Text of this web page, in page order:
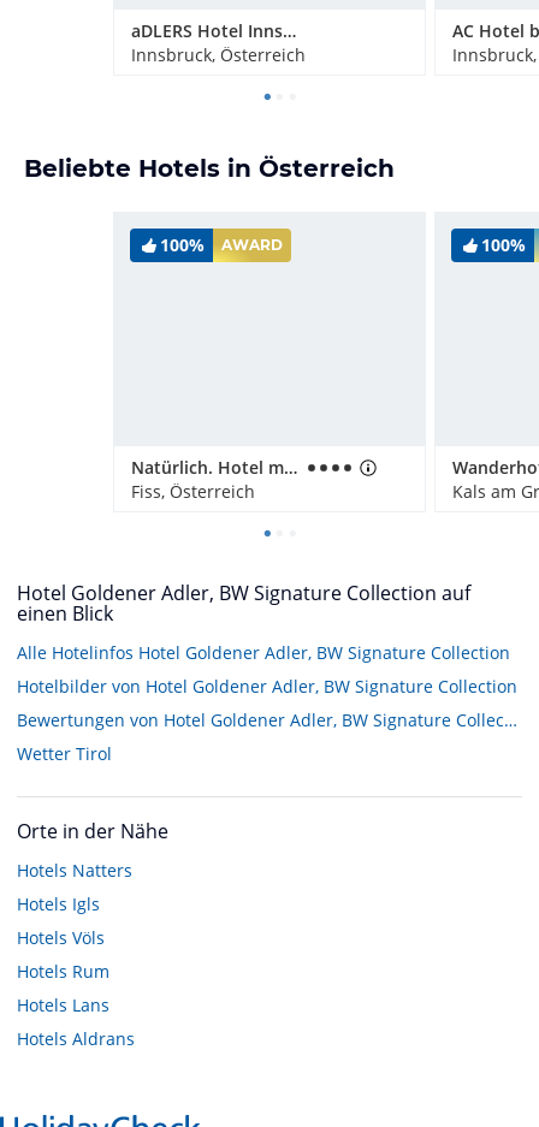
aDLERS Hotel Innsbruck
Innsbruck, Österreich
Beliebte Hotels in Österreich
100% AWARD
Natürlich. Hotel mit Charakter
Fiss, Österreich
100%
Kals am
Hotel Goldener Adler, BW Signature Collection auf
einen Blick
Alle Hotelinfos Hotel Goldener Adler, BW Signature Collection
Hotelbilder von Hotel Goldener Adler, BW Signature Collection
Bewertungen von Hotel Goldener Adler, BW Signature Collection
Wetter Tirol
Orte in der Nähe
Hotels Natters
Hotels Igls
Hotels Völs
Hotels Rum
Hotels Lans
Hotels Aldrans